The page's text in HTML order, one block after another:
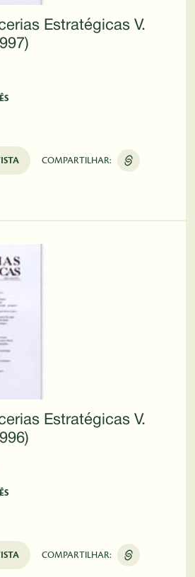
Estratégicas V.
COMPARTILHAR:
Estratégicas V.
COMPARTILHAR: